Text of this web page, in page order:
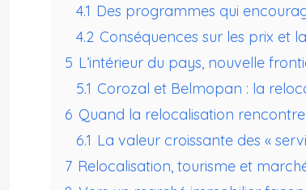
4.1 Des programmes qui
4.2 Conséquences sur les prix et
5 L’intérieur du pays, nouvelle
5.1 Corozal et Belmopan : la
6 Quand la relocalisation
6.1 La valeur croissante des «
7 Relocalisation, tourisme et